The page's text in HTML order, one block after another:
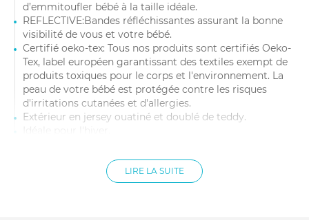
d’emmitoufler bébé à la taille idéale.
REFLECTIVE:Bandes réfléchissantes assurant la bonne
visibilité de vous et votre bébé.
Certifié oeko-tex: Tous nos produits sont certifiés Oeko-
Tex, label européen garantissant des textiles exempt de
produits toxiques pour le corps et l'environnement. La
peau de votre bébé est protégée contre les risques
d'irritations cutanées et d'allergies.
Extérieur en jersey ouatiné et doublé de teddy.
Conserve sa couleur et sa douceur lavage après lavage.
Composition : Extérieur: 80% coton 20% polyester /
Intérieur: 100% Coton
LIRE LA SUITE